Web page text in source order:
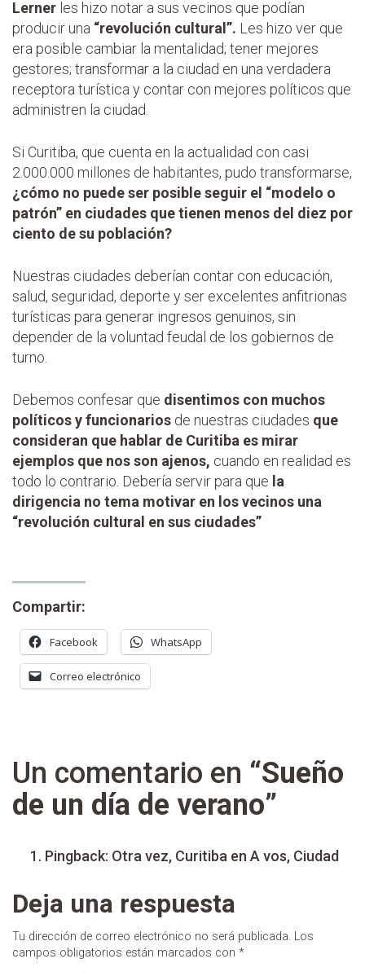
Lerner les hizo notar a sus vecinos que podían
producir una “revolución cultural”. Les hizo ver que
era posible cambiar la mentalidad; tener mejores
gestores; transformar a la ciudad en una verdadera
receptora turística y contar con mejores políticos que
administren la ciudad.
Si Curitiba, que cuenta en la actualidad con casi
2.000.000 millones de habitantes, pudo transformarse,
¿cómo no puede ser posible seguir el “modelo o
patrón” en ciudades que tienen menos del diez por
ciento de su población?
Nuestras ciudades deberían contar con educación,
salud, seguridad, deporte y ser excelentes anfitrionas
turísticas para generar ingresos genuinos, sin
depender de la voluntad feudal de los gobiernos de
turno.
Debemos confesar que disentimos con muchos
políticos y funcionarios de nuestras ciudades que
consideran que hablar de Curitiba es mirar
ejemplos que nos son ajenos, cuando en realidad es
todo lo contrario. Debería servir para que la
dirigencia no tema motivar en los vecinos una
“revolución cultural en sus ciudades”
Compartir:
Facebook WhatsApp
Correo electrónico
Un comentario en “Sueño
de un día de verano”
Pingback: Otra vez, Curitiba en A vos, Ciudad
Deja una respuesta
Tu dirección de correo electrónico no será publicada. Los
campos obligatorios están marcados con *